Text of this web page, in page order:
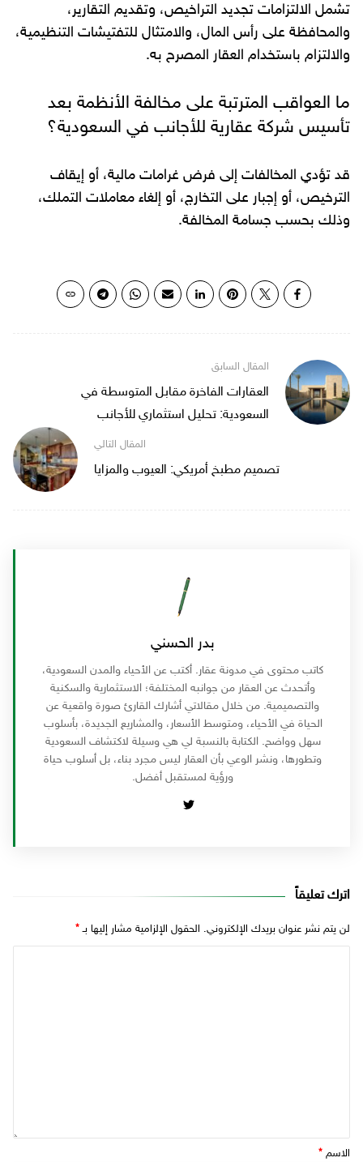
تشمل الالتزامات تجديد التراخيص، وتقديم التقارير،
والمحافظة على رأس المال، والامتثال للتفتيشات التنظيمية،
والالتزام باستخدام العقار المصرح به.
ما العواقب المترتبة على مخالفة الأنظمة بعد
تأسيس شركة عقارية للأجانب في السعودية؟
قد تؤدي المخالفات إلى فرض غرامات مالية، أو إيقاف
الترخيص، أو إجبار على التخارج، أو إلغاء معاملات التملك،
وذلك بحسب جسامة المخالفة.
العقارات الفاخرة مقابل المتوسطة في
السعودية: تحليل استثماري للأجانب
تصميم مطبخ أمريكي: العيوب والمزايا
بدر الحسني
كاتب محتوى في مدونة عقار. أكتب عن الأحياء والمدن السعودية،
وأتحدث عن العقار من جوانبه المختلفة؛ الاستثمارية والسكنية
والتصميمية. من خلال مقالاتي أشارك القارئ صورة واقعية عن
الحياة في الأحياء، ومتوسط الأسعار، والمشاريع الجديدة، بأسلوب
سهل وواضح. الكتابة بالنسبة لي هي وسيلة لاكتشاف السعودية
وتطورها، ونشر الوعي بأن العقار ليس مجرد بناء، بل أسلوب حياة
ورؤية لمستقبل أفضل.
اترك تعليقاً
لن يتم نشر عنوان بريدك الإلكتروني. الحقول الإلزامية مشار إليها بـ*
الاسم *